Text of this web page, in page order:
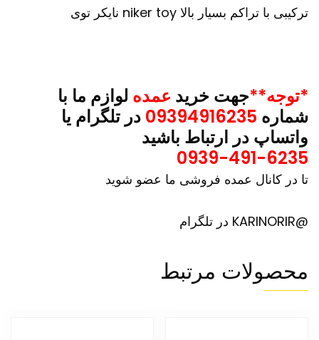
ترکیبی با تراکم بسیار بالا niker toy نایکر توی
*توجه**جهت خرید عمده لوازم ما با
شماره
در تلگرام یا
واتساپ در ارتباط باشید
0939-491-6235
تا در کانال عمده فروشی ما عضو شوید
@KARINORIR در تلگرام
محصولات مرتبط